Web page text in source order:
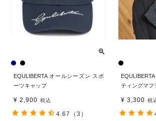
EQULIBERTA オールシーズン スポ
ーツキャップ
¥ 2,900 税込
4.67 （3）
ティングマフ
¥ 3,300 税